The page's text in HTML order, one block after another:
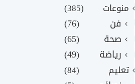
منوعات
(385)
فن
(76)
صحة
(65)
رياضة
(49)
تعليم (84)